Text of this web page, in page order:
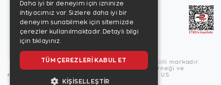
Copyright © 2026, Zen Diamond tescilli markadır.
Zen Diamond Birleşmiş Markalar Derneği ve
Turquality Destek Programı üyesidir. US
Daha iyi bir deneyim için izninize
ihtiyacımız var. Sizlere daha iyi bir
deneyim sunabilmek için sitemizde
çerezler kullanılmaktadır. Detaylı bilgi
için tıklayınız.
TÜM ÇEREZLERI KABUL ET
KIŞISELLEŞTIR